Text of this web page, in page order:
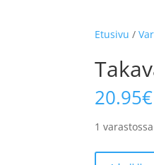
Etusivu /
20.95€
1 varastossa